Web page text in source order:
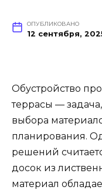
ОПУБЛИКОВАНО
12 сентября,
Обустройство
террасы —
выбора
планирования.
решений
досок из
материал